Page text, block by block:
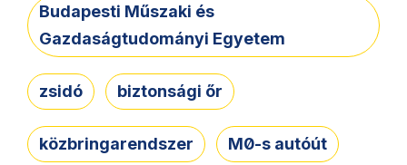
Budapesti Műszaki és
Gazdaságtudományi Egyetem
zsidó biztonsági őr
közbringarendszer M0-s autóút